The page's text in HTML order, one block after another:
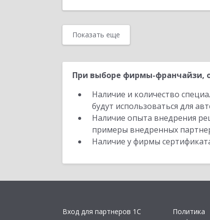
Показать еще
При выборе фирмы-франчайзи,
Наличие и количество
будут использоваться для
Наличие опыта внедрения
примеры внедренных
Наличие у фирмы
Вход для партнеров 1С
Политика